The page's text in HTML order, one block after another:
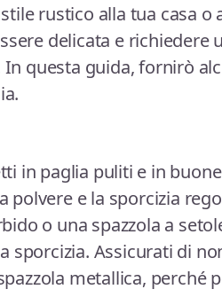
rustico alla tua casa o
delicata e richiedere
questa guida, fornirò
in paglia puliti e in
e la sporcizia
o una spazzola a
sporcizia. Assicurati di
metallica, perché